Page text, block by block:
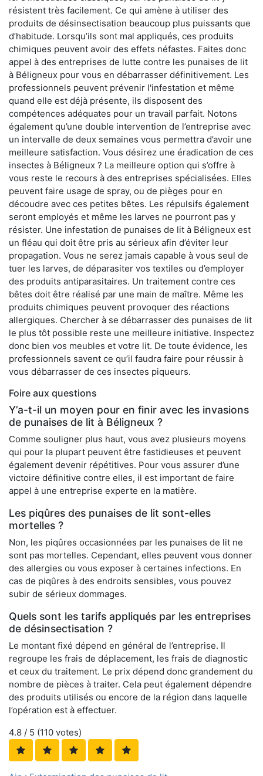
résistent très facilement. Ce qui amène à utiliser des
produits de désinsectisation beaucoup plus puissants que
d’habitude. Lorsqu’ils sont mal appliqués, ces produits
chimiques peuvent avoir des effets néfastes. Faites donc
appel à des entreprises de lutte contre les punaises de lit
à Béligneux pour vous en débarrasser définitivement. Les
professionnels peuvent prévenir l'infestation et même
quand elle est déjà présente, ils disposent des
compétences adéquates pour un travail parfait. Notons
également qu’une double intervention de l’entreprise avec
un intervalle de deux semaines vous permettra d’avoir une
meilleure satisfaction. Vous désirez une éradication de ces
insectes à Béligneux ? La meilleure option qui s’offre à
vous reste le recours à des entreprises spécialisées. Elles
peuvent faire usage de spray, ou de pièges pour en
découdre avec ces petites bêtes. Les répulsifs également
seront employés et même les larves ne pourront pas y
résister. Une infestation de punaises de lit à Béligneux est
un fléau qui doit être pris au sérieux afin d’éviter leur
propagation. Vous ne serez jamais capable à vous seul de
tuer les larves, de déparasiter vos textiles ou d’employer
des produits antiparasitaires. Un traitement contre ces
bêtes doit être réalisé par une main de maître. Même les
produits chimiques peuvent provoquer des réactions
allergiques. Chercher à se débarrasser des punaises de lit
le plus tôt possible reste une meilleure initiative. Inspectez
donc bien vos meubles et votre lit. De toute évidence, les
professionnels savent ce qu’il faudra faire pour réussir à
vous débarrasser de ces insectes piqueurs.
Foire aux questions
Y’a-t-il un moyen pour en finir avec les invasions
de punaises de lit à Béligneux ?
Comme souligner plus haut, vous avez plusieurs moyens
qui pour la plupart peuvent être fastidieuses et peuvent
également devenir répétitives. Pour vous assurer d’une
victoire définitive contre elles, il est important de faire
appel à une entreprise experte en la matière.
Les piqûres des punaises de lit sont-elles
mortelles ?
Non, les piqûres occasionnées par les punaises de lit ne
sont pas mortelles. Cependant, elles peuvent vous donner
des allergies ou vous exposer à certaines infections. En
cas de piqûres à des endroits sensibles, vous pouvez
subir de sérieux dommages.
Quels sont les tarifs appliqués par les entreprises
de désinsectisation ?
Le montant fixé dépend en général de l’entreprise. Il
regroupe les frais de déplacement, les frais de diagnostic
et ceux du traitement. Le prix dépend donc grandement du
nombre de pièces à traiter. Cela peut également dépendre
des produits utilisés ou encore de la région dans laquelle
l’opération est à effectuer.
4.8 / 5 (110 votes)